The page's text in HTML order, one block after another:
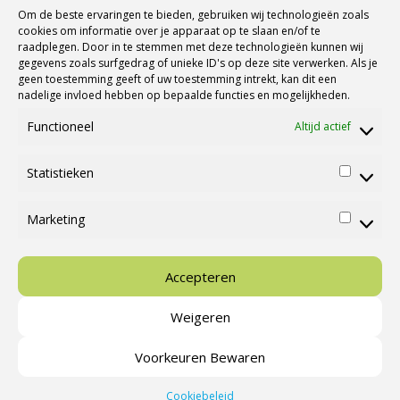
Om de beste ervaringen te bieden, gebruiken wij technologieën zoals
cookies om informatie over je apparaat op te slaan en/of te
raadplegen. Door in te stemmen met deze technologieën kunnen wij
gegevens zoals surfgedrag of unieke ID's op deze site verwerken. Als je
geen toestemming geeft of uw toestemming intrekt, kan dit een
nadelige invloed hebben op bepaalde functies en mogelijkheden.
Functioneel Altijd actief
Statistieken
Marketing
Accepteren
Weigeren
Voorkeuren Bewaren
Cookiebeleid
Ⓒ Cannenburg Caravans en Campers |
Campings & Activiteiten Stallingsmogelijkheden